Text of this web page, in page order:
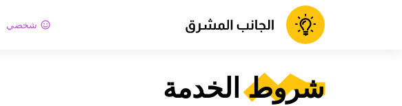
شخصي
شروط الخدمة